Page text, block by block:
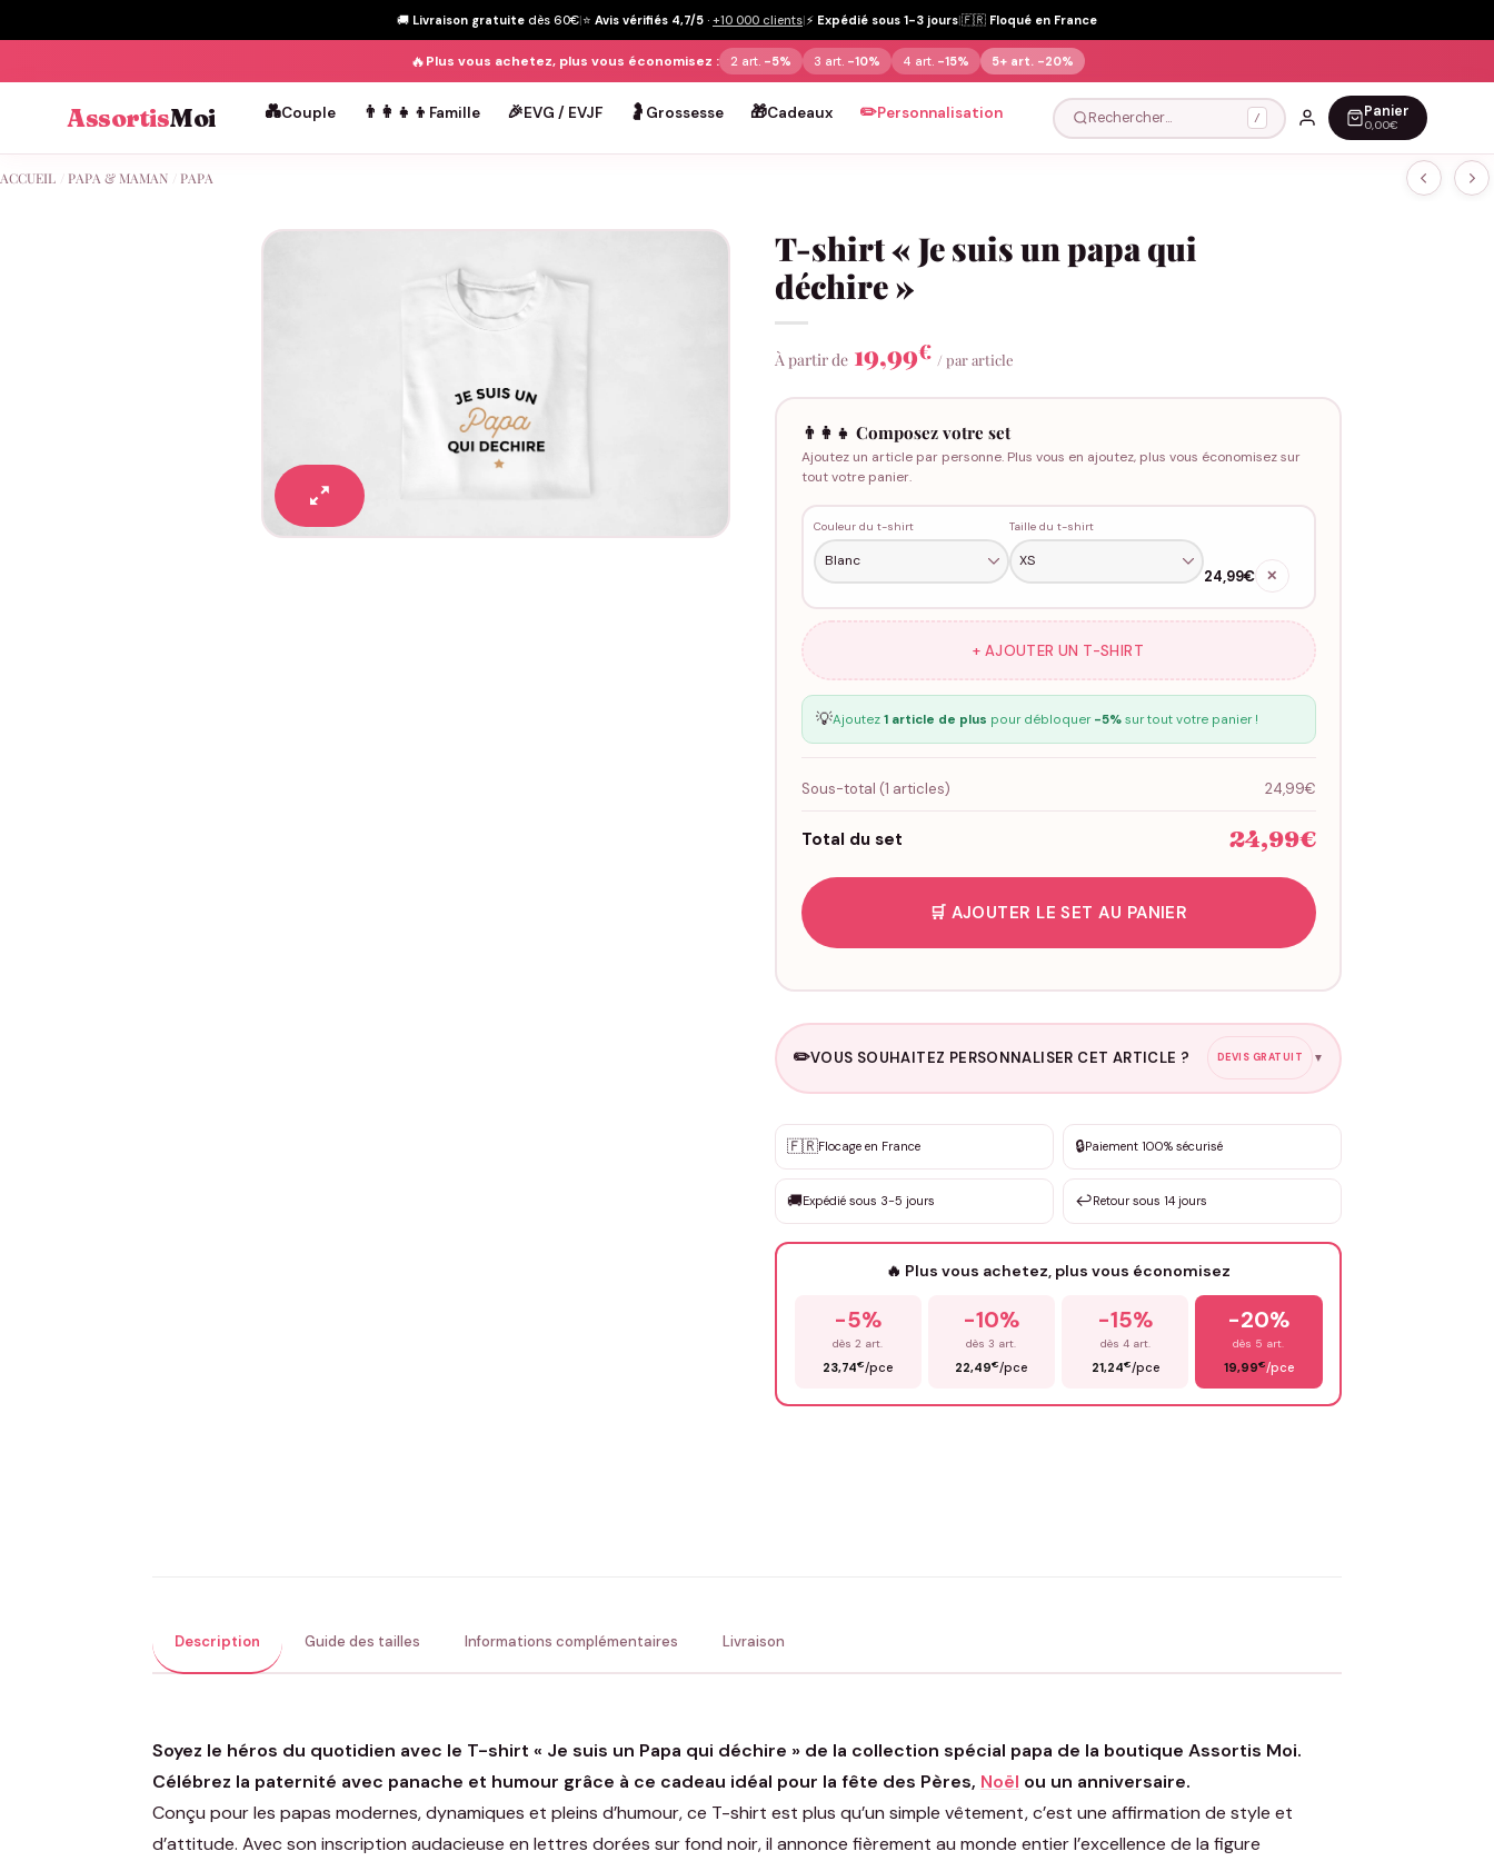
🚚 Livraison gratuite dès 60€|⭐ Avis vérifiés 4,7/5 · +10 000 clients|⚡ Expédié sous 1-3 jours|🇫🇷 Floqué en France
🔥Plus vous achetez, plus vous économisez : 2 art. -5% 3 art. -10% 4 art. -15% 5+ art. -20%
AssortisMoi 💑Couple 👨‍👩‍👧‍👦 Famille 🎉EVG / EVJF 🤰 Grossesse 🎁Cadeaux ✏️Personnalisation Rechercher… / Panier
0,00€
ACCUEIL PAPA & MAMAN PAPA
T-shirt « Je suis un papa qui
déchire »
À partir de 19,99€ / par article
👨‍👩‍👧 Composez votre set
Ajoutez un article par personne. Plus vous en ajoutez, plus vous économisez sur
tout votre panier.
Couleur du t-shirt Taille du t-shirt
24,99€ ✕
+ AJOUTER UN T-SHIRT
💡Ajoutez 1 article de plus pour débloquer -5%sur tout votre panier !
Sous-total (1 articles) 24,99€
Total du set 24,99€
🛒 AJOUTER LE SET AU PANIER
✏️VOUS SOUHAITEZ PERSONNALISER CET ARTICLE ? DEVIS GRATUIT ▼
✨ Personnalisation sur mesure
DEVIS GRATUIT · Personnalisation de 3 à 10€ selon la demande
Que souhaitez-vous ?
🇫🇷Flocage en France 🔒Paiement 100% sécurisé
🚚Expédié sous 3-5 jours ↩️Retour sous 14 jours
🔥 Plus vous achetez, plus vous économisez
-5%
dès 2 art.
23,74€/pce
-10%
dès 3 art.
22,49€/pce
-15%
dès 4 art.
21,24€/pce
-20%
dès 5 art.
19,99€/pce
Description Guide des tailles Informations complémentaires Livraison
Soyez le héros du quotidien avec le T-shirt « Je suis un Papa qui déchire » de la collection spécial papa de la boutique Assortis Moi.
Célébrez la paternité avec panache et humour grâce à ce cadeau idéal pour la fête des Pères, Noël ou un anniversaire.
Conçu pour les papas modernes, dynamiques et pleins d’humour, ce T-shirt est plus qu’un simple vêtement, c’est une affirmation de style et
d’attitude. Avec son inscription audacieuse en lettres dorées sur fond noir, il annonce fièrement au monde entier l’excellence de la figure